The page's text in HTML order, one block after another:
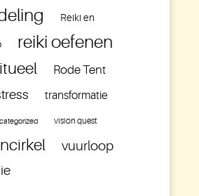
Reiki en
reiki oefenen
Rode Tent
transformatie
vision quest
vuurloop